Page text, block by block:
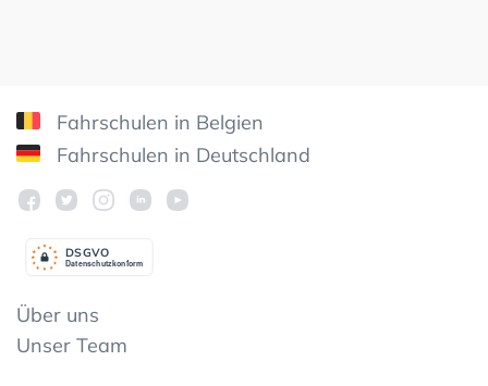
Fahrschulen in Belgien
Fahrschulen in Deutschland
Datenschutzkonform
DSGVO
Über uns
Unser Team